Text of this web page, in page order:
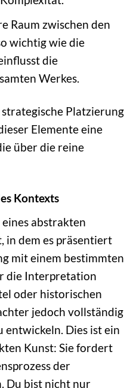
Raum zwischen den
wichtig wie die
die
Werkes.
Platzierung
Elemente eine
über die reine
Kontexts
abstrakten
in dem es präsentiert
mit einem bestimmten
die Interpretation
oder historischen
jedoch vollständig
entwickeln. Dies ist ein
Kunst: Sie fordert
der
Du bist nicht nur